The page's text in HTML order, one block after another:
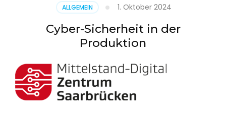
seinen
Lagebericht
zur
in
Deutschland
ALLGEMEIN 1. Oktober 2024
Cyber-Sicherheit in der
Produktion